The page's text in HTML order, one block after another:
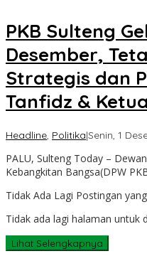
PKB Sulteng
Desember,
Strategis dan
Tanfidz &
Headline, Politika|Senin, 1
PALU, Sulteng Today –
Kebangkitan Bangsa(DPW
Tidak Ada Lagi Postingan
Tidak ada lagi halaman untuk
Lihat Selengkapnya